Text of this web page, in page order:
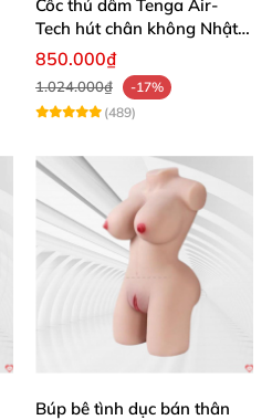
Cốc thủ dâm Tenga Air-
Tech hút chân không Nhật
Bản, silicone an toàn
850.000₫
1.024.000₫
-17%
(489)
Búp bê tình dục bán thân